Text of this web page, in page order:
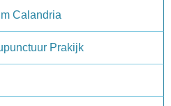
Calandria
Prakijk